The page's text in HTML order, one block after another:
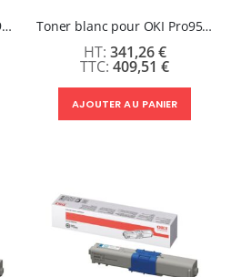
Toner jaune pour OKI Pro9542/9541/9432 Toner blanc pour OKI Pro9542/9541/9432
409,51 €
341,26 €
AJOUTER AU PANIER